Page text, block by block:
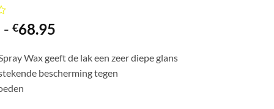
- €68.95
tot
€68.95
Wax geeft de lak een zeer diepe glans
bescherming tegen